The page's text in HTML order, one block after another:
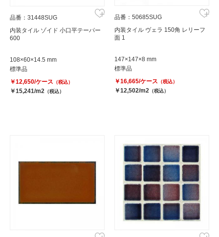
品番：31448SUG
内装タイル ゾイド 小口平テーパー
600
108×60×14.5 mm
標準品
￥12,650/ケース （税込）
￥15,241/m2 （税込）
品番：50685SUG
内装タイル ヴェラ 150角 レリーフ
面 1
147×147×8 mm
標準品
￥16,665/ケース （税込）
￥12,502/m2 （税込）